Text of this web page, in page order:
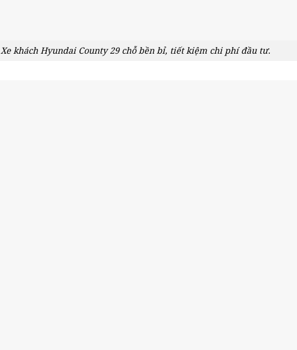
Xe khách Hyundai County 29 chỗ bền bỉ, tiết kiệm chi phí đầu tư.